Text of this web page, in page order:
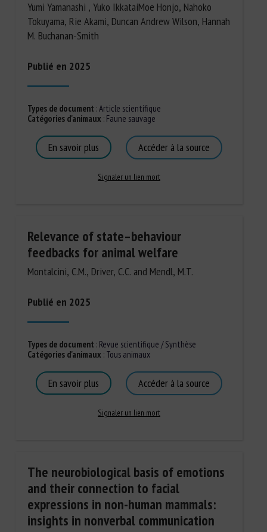
Yumi Yamanashi , Yuko IkkataiMoe Honjo, Nahoko
Tokuyama, Rie Akami, Duncan Andrew Wilson, Hannah
M. Buchanan-Smith
Publié en 2025
Types de document :Article scientifique
Catégories d'animaux : Faune sauvage
En savoir plus Accéder à la source
Signaler un lien mort
Relevance of state–behaviour
feedbacks for animal welfare
Montalcini, C.M., Driver, C.C. and Mendl, M.T.
Publié en 2025
Types de document : Revue scientifique / Synthèse
Catégories d'animaux : Tous animaux
En savoir plus Accéder à la source
Signaler un lien mort
The neurobiological basis of emotions
and their connection to facial
expressions in non-human mammals:
insights in nonverbal communication